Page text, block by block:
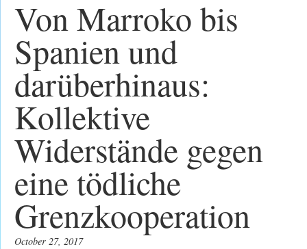
Von Marroko bis
Spanien und
darüberhinaus:
Kollektive
Widerstände gegen
eine tödliche
Grenzkooperation
October 27, 2017